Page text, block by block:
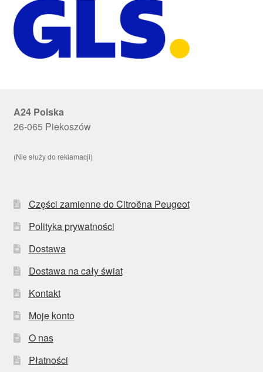
A24 Polska
26-065 Piekoszów
(Nie służy do reklamacji)
Części zamienne do Citroëna Peugeot
Polityka prywatności
Dostawa
Dostawa na cały świat
Kontakt
Moje konto
O nas
Płatności